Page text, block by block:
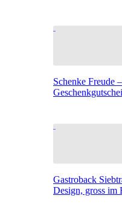
Schenke Freude
Gastroback
Design, gross im